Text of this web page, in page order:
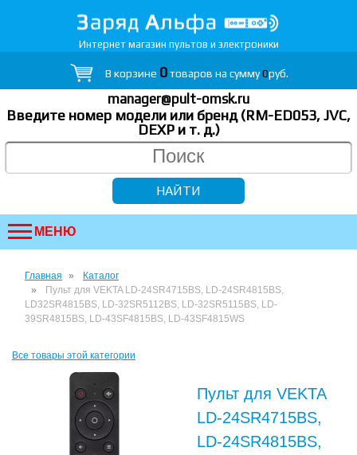
Интернет магазин пультов и электроники
В корзине 0товаров на сумму0руб.
manager@pult-omsk.ru
Введите номер модели или бренд (RM-ED053, JVC,
DEXP и т. д.)
МЕНЮ
Главная
Каталог
Пульт для VEKTA LD-24SR4715BS, LD-24SR4815BS,
LD32SR4815BS, LD-32SR5112BS, LD-32SR5115BS, LD-
39SR4815BS, LD-43SF4815BS, LD-43SF4815WS
Все товары этой категории
Пульт для VEKTA
LD-24SR4715BS,
LD-24SR4815BS,